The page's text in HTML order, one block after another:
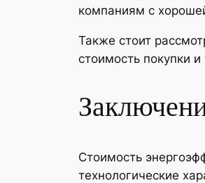
компаниям с
Также стоит
стоимость покупки
Стоимость
технологические